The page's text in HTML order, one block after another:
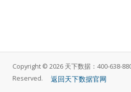
Copyright © 2026 天下数据：400-638-
Reserved.
返回天下数据官网